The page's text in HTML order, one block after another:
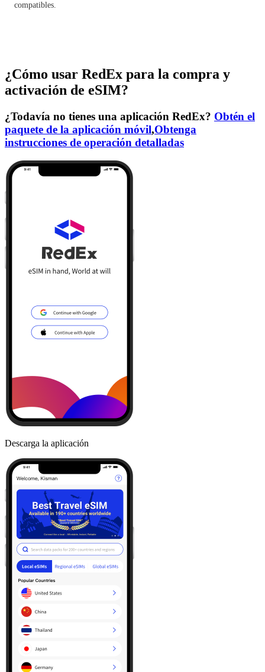
compatibles.
¿Cómo usar RedEx para la compra y
activación de eSIM?
¿Todavía no tienes una aplicación RedEx? Obtén el
paquete de la aplicación móvil,Obtenga
instrucciones de operación detalladas
Descarga la aplicación